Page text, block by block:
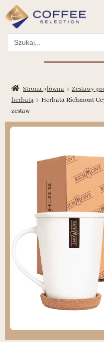
Search
for:
Strona główna Zestawy
herbatą
Herbata Richmont
zestaw